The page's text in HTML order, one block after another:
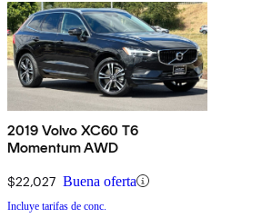
2019 Volvo XC60 T6
Momentum AWD
$22,027 Buena oferta
Incluye tarifas de conc.